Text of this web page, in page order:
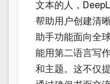
文本的人，
帮助用户创建清
助手功能面向全
能用第二语言写
和主题。这不仅